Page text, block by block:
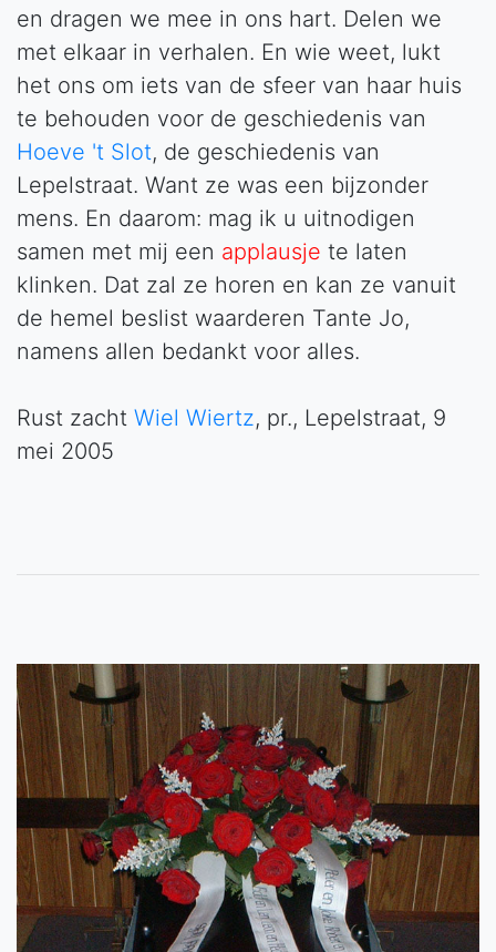
en dragen we mee in ons hart. Delen we
met elkaar in verhalen. En wie weet, lukt
het ons om iets van de sfeer van haar huis
te behouden voor de geschiedenis van
Hoeve 't Slot, de geschiedenis van
Lepelstraat. Want ze was een bijzonder
mens. En daarom: mag ik u uitnodigen
samen met mij een applausje te laten
klinken. Dat zal ze horen en kan ze vanuit
de hemel beslist waarderen Tante Jo,
namens allen bedankt voor alles.
Rust zacht Wiel Wiertz, pr., Lepelstraat, 9
mei 2005